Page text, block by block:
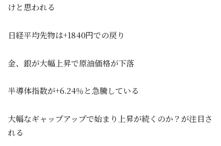
けと思われる
日経平均先物は+1840円での戻り
金、銀が大幅上昇で原油価格が下落
半導体指数が+6.24％と急騰している
大幅なギャップアップで始まり上昇が続くのか？が注目さ
れる